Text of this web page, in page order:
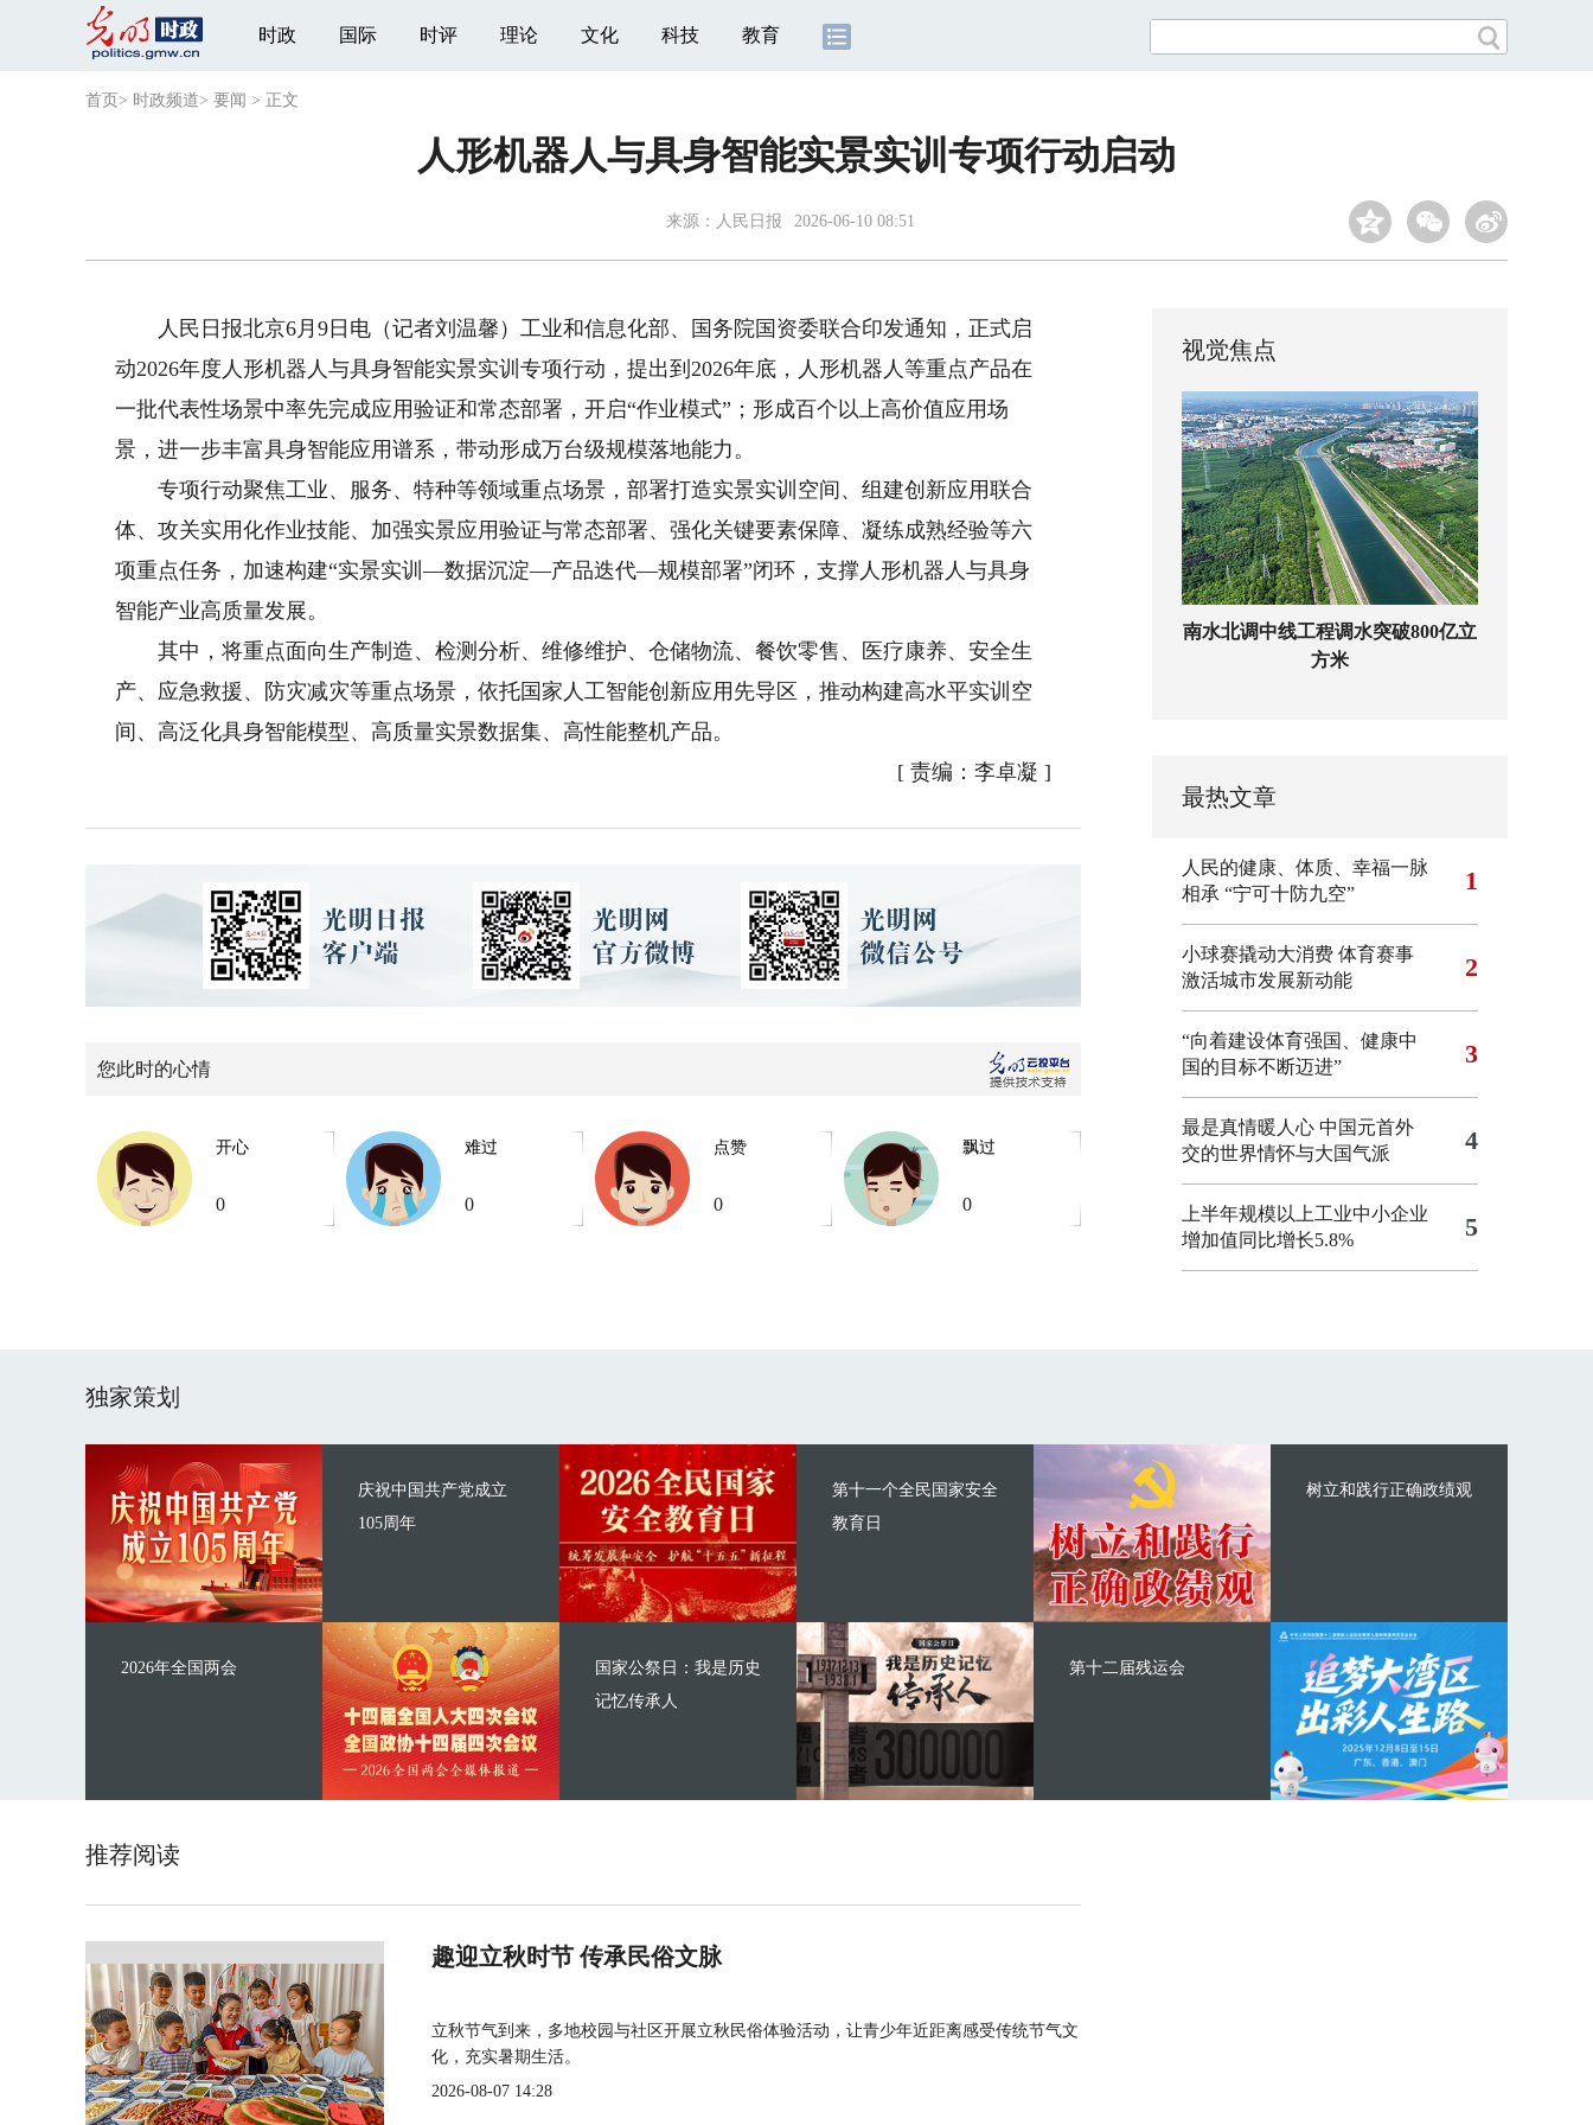
时政 国际 时评 理论 文化 科技 教育
首页 > 时政频道> 要闻 > 正文
人形机器人与具身智能实景实训专项行动启动
来源： 人民日报 2026-06-10 08:51
人民日报北京6月9日电（记者刘温馨）工业和信息化部、国务院国资委联合印发通知，正式启
动2026年度人形机器人与具身智能实景实训专项行动，提出到2026年底，人形机器人等重点产品在
一批代表性场景中率先完成应用验证和常态部署，开启“作业模式”；形成百个以上高价值应用场
景，进一步丰富具身智能应用谱系，带动形成万台级规模落地能力。
专项行动聚焦工业、服务、特种等领域重点场景，部署打造实景实训空间、组建创新应用联合
体、攻关实用化作业技能、加强实景应用验证与常态部署、强化关键要素保障、凝练成熟经验等六
项重点任务，加速构建“实景实训—数据沉淀—产品迭代—规模部署”闭环，支撑人形机器人与具身
智能产业高质量发展。
其中，将重点面向生产制造、检测分析、维修维护、仓储物流、餐饮零售、医疗康养、安全生
产、应急救援、防灾减灾等重点场景，依托国家人工智能创新应用先导区，推动构建高水平实训空
间、高泛化具身智能模型、高质量实景数据集、高性能整机产品。
[ 责编：李卓凝 ]
您此时的心情
开心
0
难过
0
点赞
0
飘过
0
视觉焦点
南水北调中线工程调水突破800亿立
方米
最热文章
人民的健康、体质、幸福一脉
相承 “宁可十防九空” 1
小球赛撬动大消费 体育赛事
激活城市发展新动能
2
“向着建设体育强国、健康中
国的目标不断迈进”
3
最是真情暖人心 中国元首外
交的世界情怀与大国气派
4
上半年规模以上工业中小企业
增加值同比增长5.8%
5
独家策划
庆祝中国共产党成立
105周年
2026年全国两会
第十一个全民国家安全
教育日
国家公祭日：我是历史
记忆传承人
树立和践行正确政绩观
第十二届残运会
推荐阅读
趣迎立秋时节 传承民俗文脉
立秋节气到来，多地校园与社区开展立秋民俗体验活动，让青少年近距离感受传统节气文
化，充实暑期生活。
2026-08-07 14:28